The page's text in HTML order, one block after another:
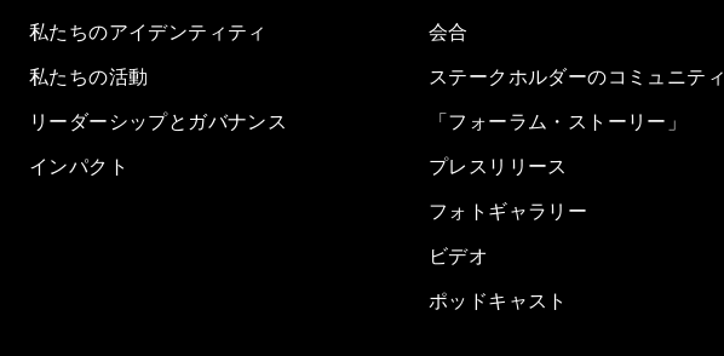
私たちのアイデンティティ
私たちの活動
リーダーシップとガバナンス
インパクト
会合
ステークホルダーのコミュニティ
「フォーラム・ストーリー」
プレスリリース
フォトギャラリー
ビデオ
ポッドキャスト